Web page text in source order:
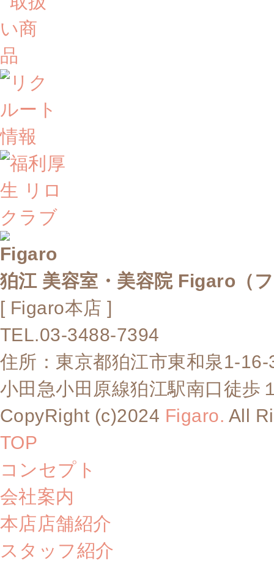
狛江 美容室・美容院 Figaro（
[ Figaro本店 ]
TEL.03-3488-7394
住所：東京都狛江市東和泉1-16-
小田急小田原線狛江駅南口徒歩
CopyRight (c)2024 Figaro. All
TOP
コンセプト
会社案内
本店店舗紹介
スタッフ紹介